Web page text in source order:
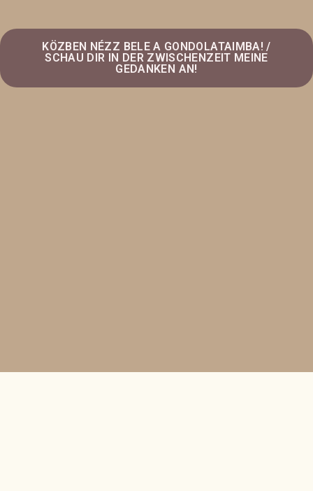
KÖZBEN NÉZZ BELE A GONDOLATAIMBA! /
SCHAU DIR IN DER ZWISCHENZEIT MEINE
GEDANKEN AN!